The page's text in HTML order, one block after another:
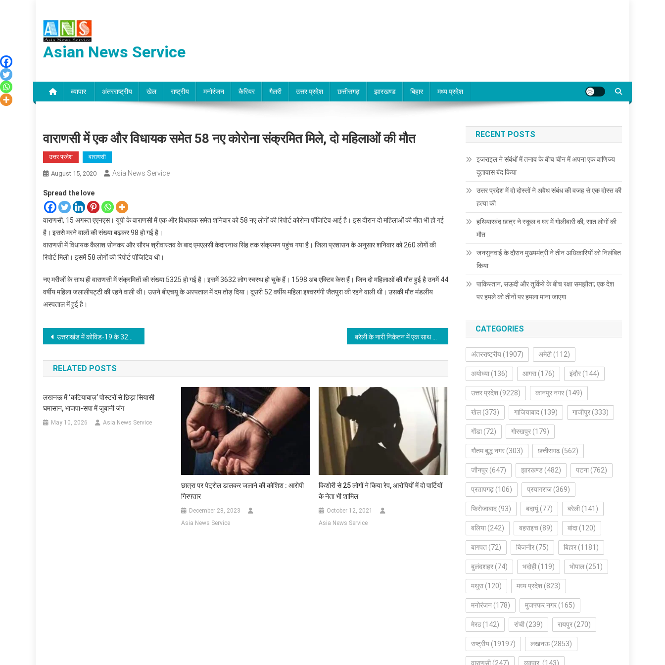
content
Asian News Service
व्यापार अंतरराष्ट्रीय खेल राष्ट्रीय मनोरंजन कैरियर गैलरी उत्तर प्रदेश छत्तीसगढ़ झारखण्ड बिहार मध्य प्रदेश
वाराणसी में एक और विधायक समेत 58 नए कोरोना संक्रमित मिले, दो महिलाओं की मौत
उत्तर प्रदेश वाराणसी
August 15, 2020 Asia News Service
Spread the love
वाराणसी, 15 अगस्त एएनएस। यूपी के वाराणसी में एक और विधायक समेत शनिवार को 58 नए लोगों की रिपोर्ट कोरोना पॉजिटिव आई है। इस दौरान दो महिलाओं की मौत भी हो गई
है। इससे मरने वालों की संख्या बढ़कर 98 हो गई है।
वाराणसी में विधायक कैलाश सोनकर और सौरभ श्रीवास्तव के बाद एमएलसी केदारनाथ सिंह तक संक्रमण पहुंच गया है। जिला प्रशासन के अनुसार शनिवार को 260 लोगों की
रिपोर्ट मिली। इसमें 58 लोगों की रिपोर्ट पॉजिटिव थी।
नए मरीजों के साथ ही वाराणसी में संक्रमितों की संख्या 5325 हो गई है। इसमें 3632 लोग स्वस्थ हो चुके हैं। 1598 अब एक्टिव केस हैं। जिन दो महिलाओं की मौत हुई है उनमें 44
वर्षीय महिला जलालीपट्टी की रहने वाली थी। उसने बीएचयू के अस्पताल में दम तोड़ दिया। दूसरी 52 वर्षीय महिला इश्वरगंगी जैतपुरा की रहने वाली थी। उसकी मौत मंडलीय
अस्पताल में हुई है।
Post
navigation
उत्तराखंड में कोविड-19 के 325 नये मामले
RELATED POSTS
लखनऊ में ‘कटियाबाज़’ पोस्टरों से छिड़ा सियासी
घमासान, भाजपा-सपा में जुबानी जंग
May 10, 2026 Asia News Service
छात्रा पर पेट्रोल डालकर जलाने की कोशिश : आरोपी
गिरफ्तार
December 28, 2023
Asia News Service
किशोरी से 25 लोगों ने किया रेप, आरोपियों में दो पार्टियों
के नेता भी शामिल
October 12, 2021
Asia News Service
RECENT POSTS
इजराइल ने संबंधों में तनाव के बीच चीन में अपना एक वाणिज्य
दूतावास बंद किया
उत्तर प्रदेश में दो दोस्तों ने अवैध संबंध की वजह से एक दोस्त की
हत्या की
हथियारबंद छात्र ने स्कूल व घर में गोलीबारी की, सात लोगों की
मौत
जनसुनवाई के दौरान मुख्यमंत्री ने तीन अधिकारियों को निलंबित
किया
पाकिस्तान, सऊदी और तुर्किये के बीच रक्षा समझौता; एक देश
पर हमले को तीनों पर हमला माना जाएगा
CATEGORIES
अंतरराष्ट्रीय (1907) अमेठी (112)
अयोध्या (136) आगरा (176) इंदौर (144)
उत्तर प्रदेश (9228) कानपुर नगर (149)
खेल (373) गाजियाबाद (139) गाजीपुर (333)
गोंडा (72) गोरखपुर (179)
गौतम बुद्ध नगर (303) छत्तीसगढ़ (562)
जौनपुर (647) झारखण्ड (482) पटना (762)
प्रतापगढ़ (106) प्रयागराज (369)
फिरोजाबाद (93) बदायूं (77) बरेली (141)
बलिया (242) बहराइच (89) बांदा (120)
बागपत (72) बिजनौर (75) बिहार (1181)
बुलंदशहर (74) भदोही (119) भोपाल (251)
मथुरा (120) मध्य प्रदेश (823)
मनोरंजन (178) मुजफ्फर नगर (165)
मेरठ(142) रांची (239) रायपुर (270)
राष्ट्रीय (19197) लखनऊ(2853)
वाराणसी (247) व्यापार (143)